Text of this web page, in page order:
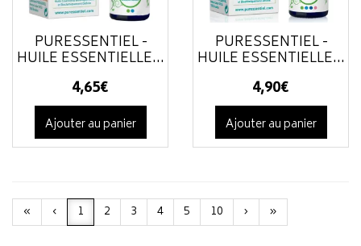
PURESSENTIEL -
HUILE ESSENTIELLE...
4,65€
Ajouter au panier
PURESSENTIEL -
HUILE ESSENTIELLE...
4,90€
Ajouter au panier
« ‹ 1 2 3 4 5 10 › »